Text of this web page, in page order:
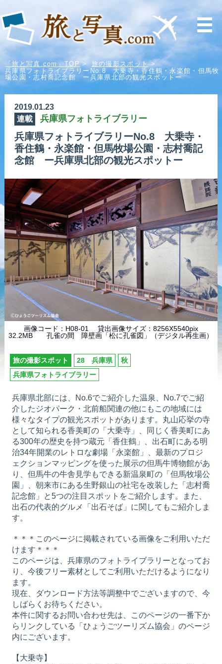
「旅と写真.com」TOP> 旅の撮影スポット>
兵庫県フォトライブラリーNo.8 大乗寺・香住鶴・永楽館・但馬牧
場公園・志村喬記念館 ー兵庫県北部の観光スポットー
2019.01.23
連載
兵庫県フォトライブラリー
兵庫県フォトライブラリーNo.8 大乗寺・
香住鶴・永楽館・但馬牧場公園・志村喬記
念館 ー兵庫県北部の観光スポットー
画像コード：H08-01 貸出画像サイズ：8256X5540pix
32.2MB 孔雀の間 障壁画「松に孔雀図」（デジタル再生画）
旅の撮影スポット 28 兵庫県
秋
兵庫県フォトライブラリー
兵庫県北部には、No.6でご紹介した温泉、No.7でご紹
介したジオパーク・北前船関連の他にもこの地域には
様々なタイプの観光スポットがあります。丸山応挙の寺
として知られる香美町の「大乗寺」、同じく香美町にあ
る300年の歴史を持つ蔵元「香住鶴」、出石町にある明
治34年開業のレトロな劇場「永楽館」、最新のプロジ
ェクションマッピングを使った展示の但馬牛博物館があ
り、但馬牛の牛舎見学もできる新温泉町の「但馬牧場公
園」、朝来市にある生野銀山の社宅を改装した「志村喬
記念館」と5つの注目スポットをご紹介します。また、
出石の代表的グルメ「出石そば」に関してもご紹介しま
す。
＊＊＊このページに掲載されている画像をご利用いただ
けます＊＊＊
このページは、兵庫県のフォトライブラリーとなってお
り、今後フリー素材としてご利用いただけるようになり
ます。
現在、ダウンロード方法等調整中でございますので、今
しばらくお待ちください。
本件に関するお問い合わせ先は、このページの一番下か
らリンクしている「ひょうごツーリズム協会」のページ
内にございます。
【大乗寺】